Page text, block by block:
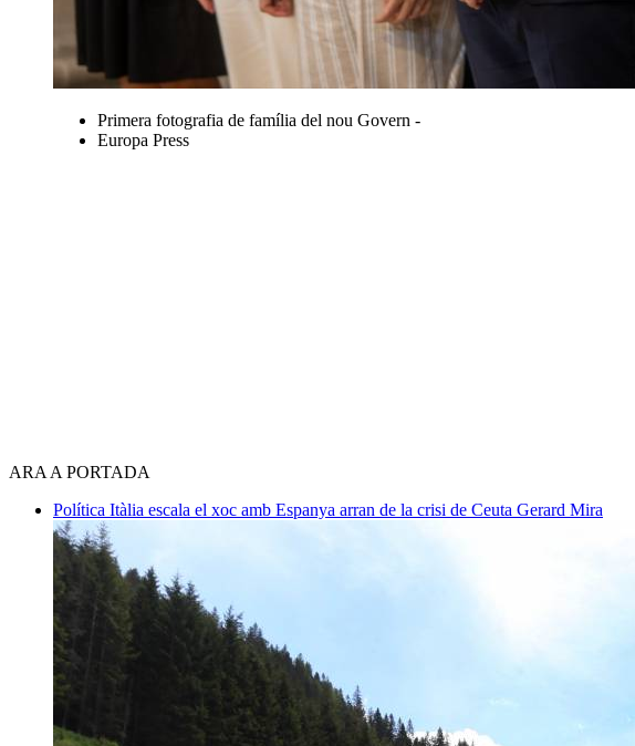
Primera fotografia de família del nou Govern -
Europa Press
ARA A PORTADA
Política Itàlia escala el xoc amb Espanya arran de la crisi de Ceuta Gerard Mira